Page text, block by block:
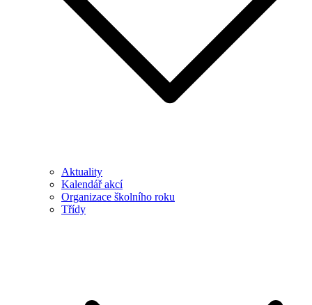
Aktuality
Kalendář akcí
Organizace školního roku
Třídy